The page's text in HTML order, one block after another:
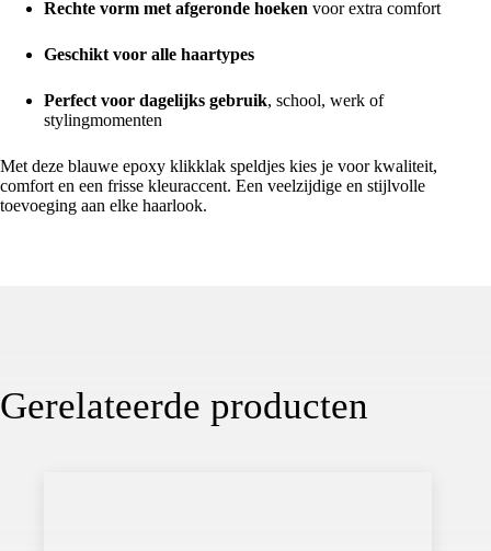
Rechte vorm met afgeronde hoeken voor extra comfort
Geschikt voor alle haartypes
Perfect voor dagelijks gebruik, school, werk of
stylingmomenten
Met deze blauwe epoxy klikklak speldjes kies je voor kwaliteit,
comfort en een frisse kleuraccent. Een veelzijdige en stijlvolle
toevoeging aan elke haarlook.
Gerelateerde producten